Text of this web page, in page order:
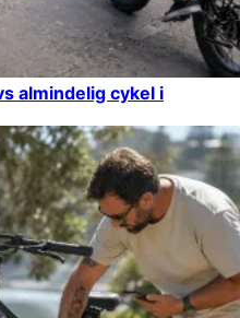
almindelig cykel i